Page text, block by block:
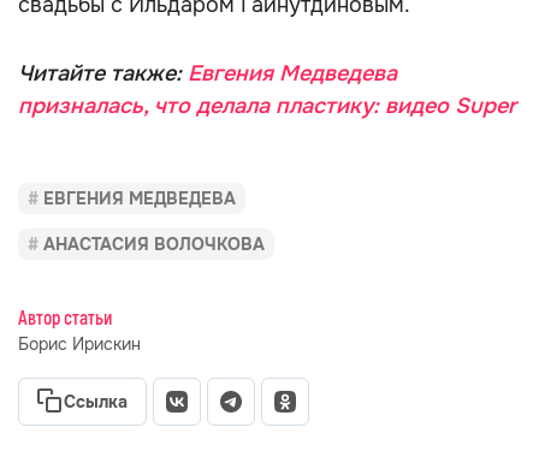
Читайте также: Евгения Медведева
призналась, что делала пластику: видео Super
ЕВГЕНИЯ МЕДВЕДЕВА
АНАСТАСИЯ ВОЛОЧКОВА
Автор статьи
Борис Ирискин
Ссылка